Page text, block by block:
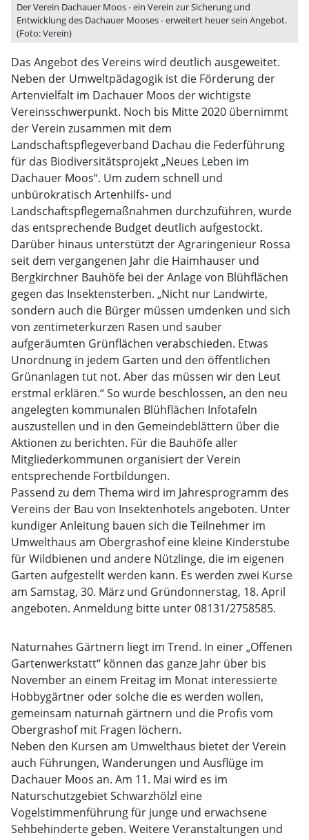
Der Verein Dachauer Moos - ein Verein zur Sicherung und
Entwicklung des Dachauer Mooses - erweitert heuer sein Angebot.
(Foto: Verein)
Das Angebot des Vereins wird deutlich ausgeweitet.
Neben der Umweltpädagogik ist die Förderung der
Artenvielfalt im Dachauer Moos der wichtigste
Vereinsschwerpunkt. Noch bis Mitte 2020 übernimmt
der Verein zusammen mit dem
Landschaftspflegeverband Dachau die Federführung
für das Biodiversitätsprojekt „Neues Leben im
Dachauer Moos“. Um zudem schnell und
unbürokratisch Artenhilfs- und
Landschaftspflegemaßnahmen durchzuführen, wurde
das entsprechende Budget deutlich aufgestockt.
Darüber hinaus unterstützt der Agraringenieur Rossa
seit dem vergangenen Jahr die Haimhauser und
Bergkirchner Bauhöfe bei der Anlage von Blühflächen
gegen das Insektensterben. „Nicht nur Landwirte,
sondern auch die Bürger müssen umdenken und sich
von zentimeterkurzen Rasen und sauber
aufgeräumten Grünflächen verabschieden. Etwas
Unordnung in jedem Garten und den öffentlichen
Grünanlagen tut not. Aber das müssen wir den Leut
erstmal erklären.“ So wurde beschlossen, an den neu
angelegten kommunalen Blühflächen Infotafeln
auszustellen und in den Gemeindeblättern über die
Aktionen zu berichten. Für die Bauhöfe aller
Mitgliederkommunen organisiert der Verein
entsprechende Fortbildungen.
Passend zu dem Thema wird im Jahresprogramm des
Vereins der Bau von Insektenhotels angeboten. Unter
kundiger Anleitung bauen sich die Teilnehmer im
Umwelthaus am Obergrashof eine kleine Kinderstube
für Wildbienen und andere Nützlinge, die im eigenen
Garten aufgestellt werden kann. Es werden zwei Kurse
am Samstag, 30. März und Gründonnerstag, 18. April
angeboten. Anmeldung bitte unter 08131/2758585.
Naturnahes Gärtnern liegt im Trend. In einer „Offenen
Gartenwerkstatt“ können das ganze Jahr über bis
November an einem Freitag im Monat interessierte
Hobbygärtner oder solche die es werden wollen,
gemeinsam naturnah gärtnern und die Profis vom
Obergrashof mit Fragen löchern.
Neben den Kursen am Umwelthaus bietet der Verein
auch Führungen, Wanderungen und Ausflüge im
Dachauer Moos an. Am 11. Mai wird es im
Naturschutzgebiet Schwarzhölzl eine
Vogelstimmenführung für junge und erwachsene
Sehbehinderte geben. Weitere Veranstaltungen und